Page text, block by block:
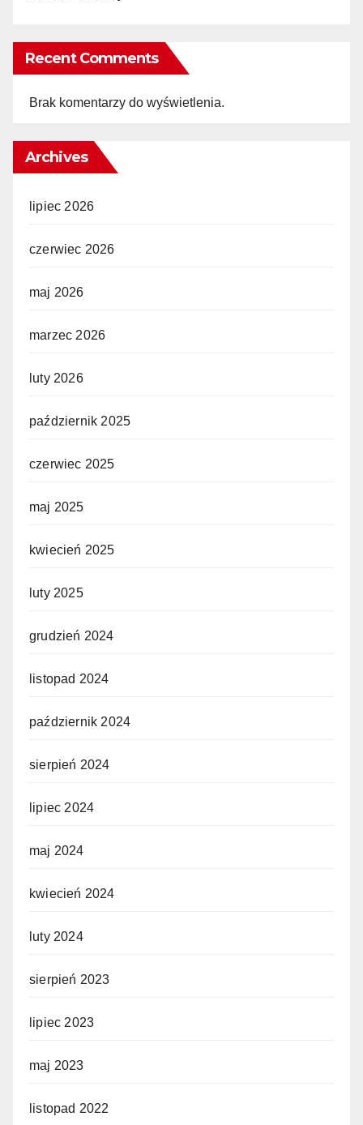
Recent Comments
Brak komentarzy do wyświetlenia.
Archives
lipiec 2026
czerwiec 2026
maj 2026
marzec 2026
luty 2026
październik 2025
czerwiec 2025
maj 2025
kwiecień 2025
luty 2025
grudzień 2024
listopad 2024
październik 2024
sierpień 2024
lipiec 2024
maj 2024
kwiecień 2024
luty 2024
sierpień 2023
lipiec 2023
maj 2023
listopad 2022